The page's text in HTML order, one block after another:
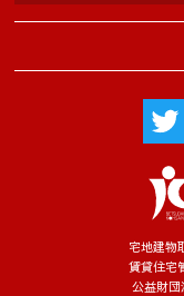
宅地建物
賃貸住宅
公益財